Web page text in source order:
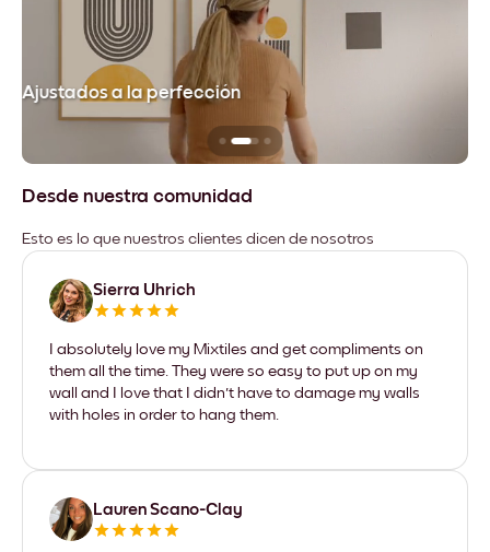
Ajustados a la perfección
Desde nuestra comunidad
Esto es lo que nuestros clientes dicen de nosotros
Sierra Uhrich
I absolutely love my Mixtiles and get compliments on
them all the time. They were so easy to put up on my
wall and I love that I didn't have to damage my walls
with holes in order to hang them.
Lauren Scano-Clay